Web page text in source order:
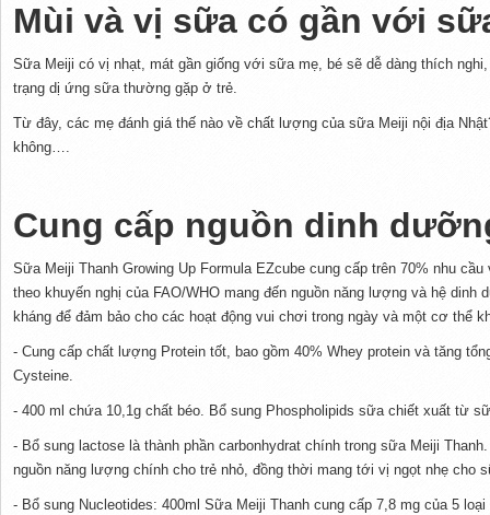
Mùi và vị sữa có gần với
Sữa Meiji có vị nhạt, mát gần giống với sữa mẹ, bé sẽ dễ dàng thích
trạng dị ứng sữa thường gặp ở trẻ.
Từ đây, các mẹ đánh giá thế nào về chất lượng của sữa Meiji nội địa
không….
Cung cấp nguồn dinh
Sữa Meiji Thanh Growing Up Formula EZcube cung cấp trên 70% nhu
theo khuyến nghị của FAO/WHO mang đến nguồn năng lượng và hệ
kháng để đảm bảo cho các hoạt động vui chơi trong ngày và một cơ thể
- Cung cấp chất lượng Protein tốt, bao gồm 40% Whey protein và tăng
Cysteine.
- 400 ml chứa 10,1g chất béo. Bổ sung Phospholipids sữa chiết xuất từ
- Bổ sung lactose là thành phần carbonhydrat chính trong sữa Meiji
nguồn năng lượng chính cho trẻ nhỏ, đồng thời mang tới vị ngọt nhẹ cho
- Bổ sung Nucleotides: 400ml Sữa Meiji Thanh cung cấp 7,8 mg của 5